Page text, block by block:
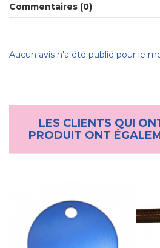
Commentaires (0)
Aucun avis n'a été publié pour le
LES CLIENTS QUI
PRODUIT ONT